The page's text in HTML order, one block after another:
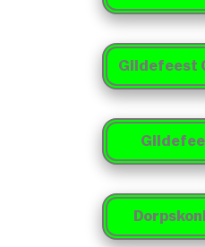
Gildefeest